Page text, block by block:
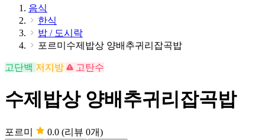
음식
한식
밥 / 도시락
포르미수제밥상 양배추귀리잡곡밥
고단백 저지방 고탄수
수제밥상 양배추귀리잡곡밥
포르미 0.0 (리뷰 0개)